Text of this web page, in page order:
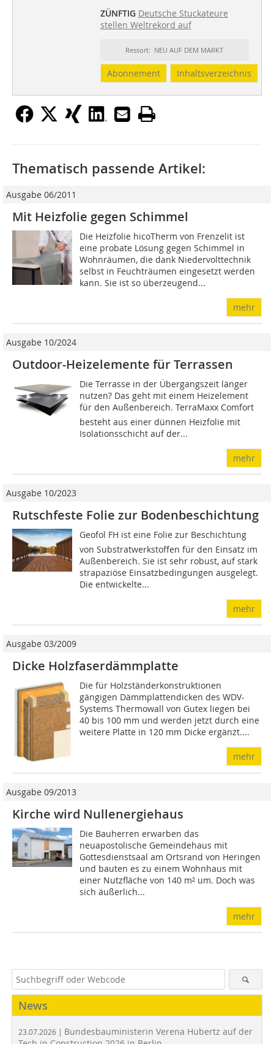
ZÜNFTIG Deutsche Stuckateure
stellen Weltrekord auf
Ressort: NEU AUF DEM MARKT
Abonnement Inhaltsverzeichnis
Thematisch passende Artikel:
Ausgabe 06/2011
Mit Heizfolie gegen Schimmel
Die Heizfolie hicoTherm von Frenzelit ist
eine probate Lösung gegen Schimmel in
Wohnräumen, die dank Niedervolttechnik
selbst in Feuchträumen eingesetzt werden
kann. Sie ist so überzeugend...
mehr
Ausgabe 10/2024
Outdoor-Heizelemente für Terrassen
Die Terrasse in der Übergangszeit länger
nutzen? Das geht mit einem Heizelement
für den Außenbereich. TerraMaxx Comfort
besteht aus einer dünnen Heizfolie mit
Isolationsschicht auf der...
mehr
Ausgabe 10/2023
Rutschfeste Folie zur Bodenbeschichtung
Geofol FH ist eine Folie zur Beschichtung
von Substratwerkstoffen für den Einsatz im
Außenbereich. Sie ist sehr robust, auf stark
strapaziöse Einsatzbedingungen ausgelegt.
Die entwickelte...
mehr
Ausgabe 03/2009
Dicke Holzfaserdämmplatte
Die für Holzständerkonstruktionen
gängigen Dämmplattendicken des WDV-
Systems Thermowall von Gutex liegen bei
40 bis 100 mm und werden jetzt durch eine
weitere Platte in 120 mm Dicke ergänzt....
mehr
Ausgabe 09/2013
Kirche wird Nullenergiehaus
Die Bauherren erwarben das
neuapostolische Gemeindehaus mit
Gottesdienstsaal am Ortsrand von Heringen
und bauten es zu einem Wohnhaus mit
einer Nutzfläche von 140 m² um. Doch was
sich äußerlich...
mehr
News
23.07.2026 | Bundesbauministerin Verena Hubertz auf der